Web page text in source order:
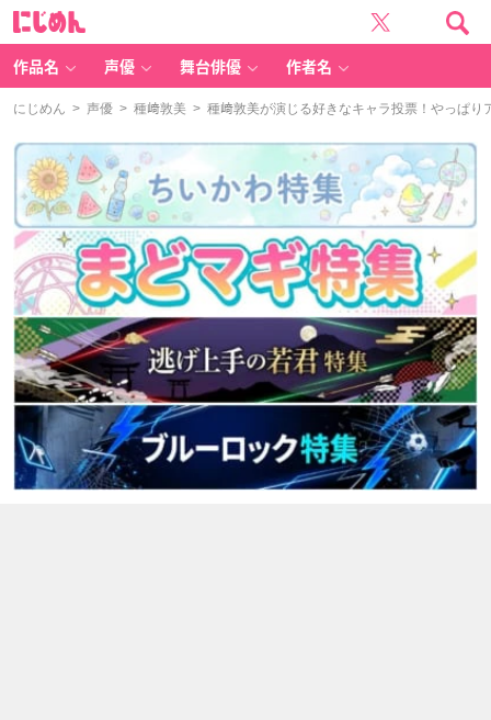
作品名 声優 舞台俳優 作者名
にじめん > 声優 > 種﨑敦美 > 種﨑敦美が演じる好きなキャラ投票！やっぱり